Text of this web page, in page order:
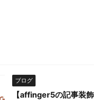
ブログ
【affinger5の記事装